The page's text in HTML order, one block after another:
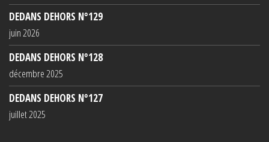
DEDANS DEHORS N°129
juin 2026
DEDANS DEHORS N°128
décembre 2025
DEDANS DEHORS N°127
juillet 2025